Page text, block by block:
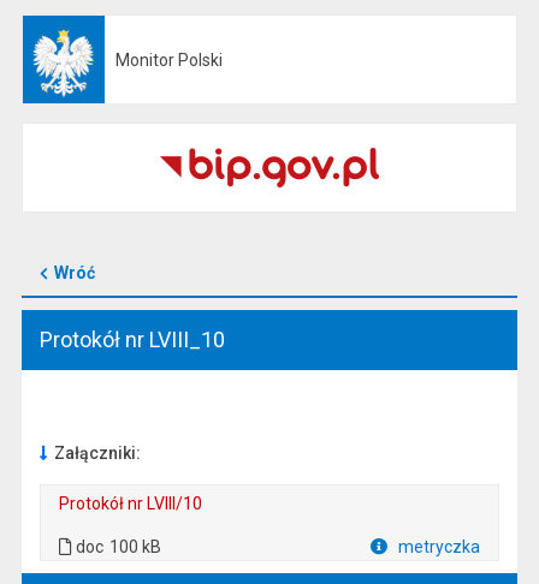
Monitor Polski
Wróć
Protokół nr LVIII_10
Załączniki:
Protokół nr LVIII/10
doc 100 kB metryczka